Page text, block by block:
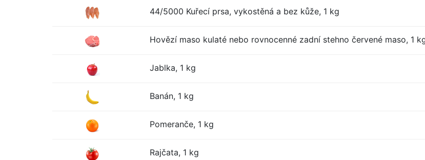
44/5000 Kuřecí prsa, vykostěná a bez kůže, 1 kg
Hovězí maso kulaté nebo rovnocenné zadní stehno červené maso, 1
Jablka, 1 kg
Banán, 1 kg
Pomeranče, 1 kg
Rajčata, 1 kg